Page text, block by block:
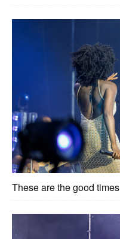
These are the good times